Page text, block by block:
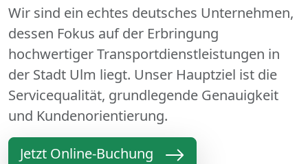
Wir sind ein echtes deutsches Unternehmen,
dessen Fokus auf der Erbringung
hochwertiger Transportdienstleistungen in
der Stadt Ulm liegt. Unser Hauptziel ist die
Servicequalität, grundlegende Genauigkeit
und Kundenorientierung.
Jetzt Online-Buchung